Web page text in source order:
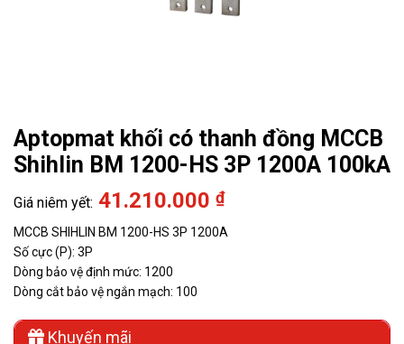
Aptopmat khối có thanh đồng MCCB
Shihlin BM 1200-HS 3P 1200A 100kA
41.210.000 ₫
MCCB SHIHLIN BM 1200-HS 3P 1200A
Số cực (P): 3P
Dòng bảo vệ định mức: 1200
Dòng cắt bảo vệ ngắn mạch: 100
Khuyến mãi